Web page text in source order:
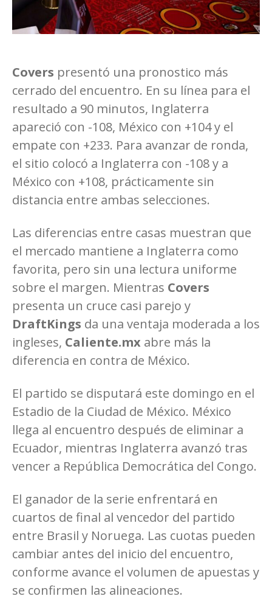
Covers presentó una pronostico más
cerrado del encuentro. En su línea para el
resultado a 90 minutos, Inglaterra
apareció con -108, México con +104 y el
empate con +233. Para avanzar de ronda,
el sitio colocó a Inglaterra con -108 y a
México con +108, prácticamente sin
distancia entre ambas selecciones.
Las diferencias entre casas muestran que
el mercado mantiene a Inglaterra como
favorita, pero sin una lectura uniforme
sobre el margen. Mientras Covers
presenta un cruce casi parejo y
DraftKings da una ventaja moderada a los
ingleses, Caliente.mx abre más la
diferencia en contra de México.
El partido se disputará este domingo en el
Estadio de la Ciudad de México. México
llega al encuentro después de eliminar a
Ecuador, mientras Inglaterra avanzó tras
vencer a República Democrática del Congo.
El ganador de la serie enfrentará en
cuartos de final al vencedor del partido
entre Brasil y Noruega. Las cuotas pueden
cambiar antes del inicio del encuentro,
conforme avance el volumen de apuestas y
se confirmen las alineaciones.